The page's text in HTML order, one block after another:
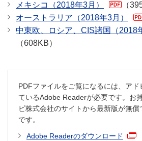
メキシコ（2018年3月）
（
オーストラリア（2018年3月）
中東欧、ロシア、CIS諸国（2018
（608KB）
PDFファイルをご覧になるには、アド
ているAdobe Readerが必要です。お
ビ株式会社のサイトから最新版が無
です。
Adobe Readerのダウンロード